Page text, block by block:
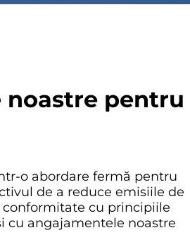
pentru
o abordare fermă pentru
de a reduce emisiile de
conformitate cu principiile
cu angajamentele noastre